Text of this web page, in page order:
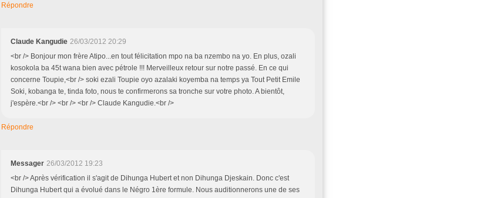
Répondre
Claude Kangudie 26/03/2012 20:29
<br /> Bonjour mon frère Atipo...en tout félicitation mpo na ba nzembo na yo. En plus, ozali
kosokola ba 45t wana bien avec pétrole !!! Merveilleux retour sur notre passé. En ce qui
concerne Toupie,<br /> soki ezali Toupie oyo azalaki koyemba na temps ya Tout Petit Emile
Soki, kobanga te, tinda foto, nous te confirmerons sa tronche sur votre photo. A bientôt,
j'espère.<br /> <br /> <br /> Claude Kangudie.<br />
Répondre
Messager 26/03/2012 19:23
<br /> Après vérification il s'agit de Dihunga Hubert et non Dihunga Djeskain. Donc c'est
Dihunga Hubert qui a évolué dans le Négro 1ère formule. Nous auditionnerons une de ses